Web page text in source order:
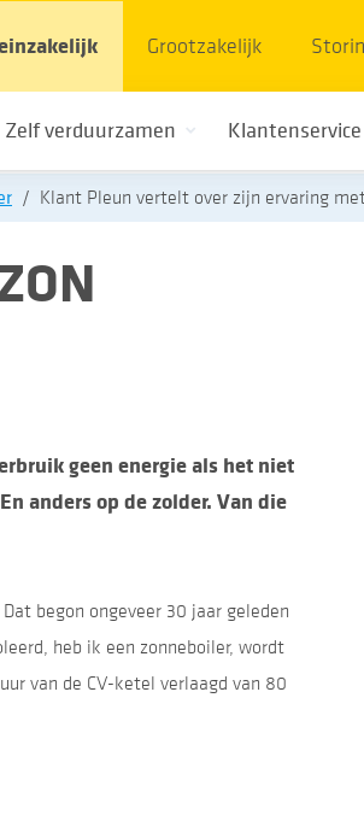
Grootzakelijk
Zelf verduurzamen Klantenservice
Klant Pleun vertelt over zijn ervaring
geen energie als het niet
anders op de zolder. Van die
begon ongeveer 30 jaar geleden
heb ik een zonneboiler, wordt
van de CV-ketel verlaagd van 80